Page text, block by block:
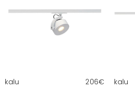
kalu 206€ kalu